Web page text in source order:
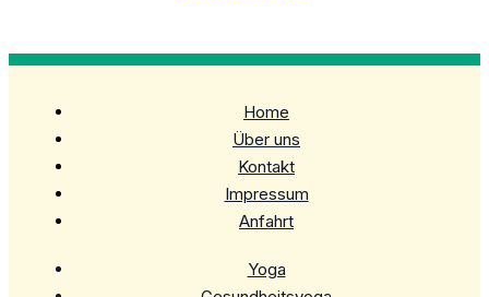
Home
Über uns
Kontakt
Impressum
Anfahrt
Yoga